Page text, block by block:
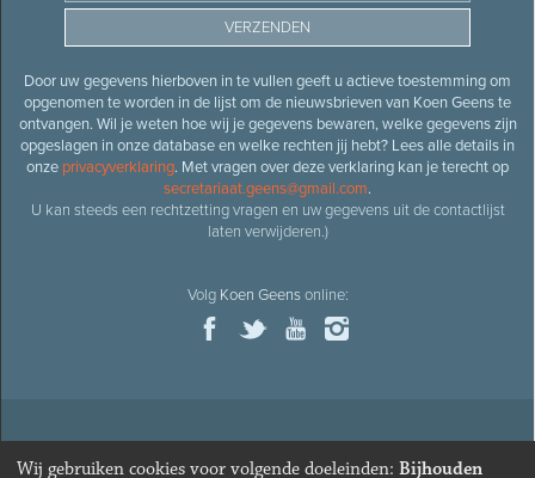
Door uw gegevens hierboven in te vullen geeft u actieve toestemming om
opgenomen te worden in de lijst om de nieuwsbrieven van Koen Geens te
ontvangen. Wil je weten hoe wij je gegevens bewaren, welke gegevens zijn
opgeslagen in onze database en welke rechten jij hebt? Lees alle details in
onze privacyverklaring. Met vragen over deze verklaring kan je terecht op
secretariaat.geens@gmail.com.
U kan steeds een rechtzetting vragen en uw gegevens uit de contactlijst
laten verwijderen.)
Volg Koen Geensonline:
© 2026Oud-minister en ere-volksvertegenwoordiger Koen
Wij gebruiken cookies voor volgende doeleinden: Bijhouden